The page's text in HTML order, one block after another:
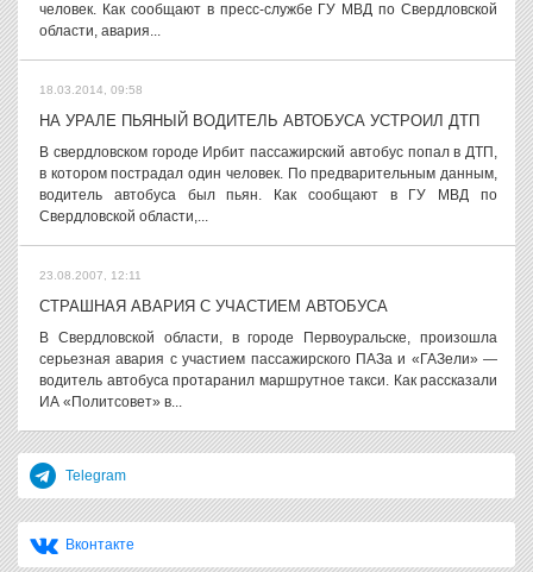
человек. Как сообщают в пресс-службе ГУ МВД по Свердловской
области, авария...
18.03.2014, 09:58
НА УРАЛЕ ПЬЯНЫЙ ВОДИТЕЛЬ АВТОБУСА УСТРОИЛ ДТП
В свердловском городе Ирбит пассажирский автобус попал в ДТП,
в котором пострадал один человек. По предварительным данным,
водитель автобуса был пьян. Как сообщают в ГУ МВД по
Свердловской области,...
23.08.2007, 12:11
СТРАШНАЯ АВАРИЯ С УЧАСТИЕМ АВТОБУСА
В Свердловской области, в городе Первоуральске, произошла
серьезная авария с участием пассажирского ПАЗа и «ГАЗели» —
водитель автобуса протаранил маршрутное такси. Как рассказали
ИА «Политсовет» в...
Telegram
Вконтакте